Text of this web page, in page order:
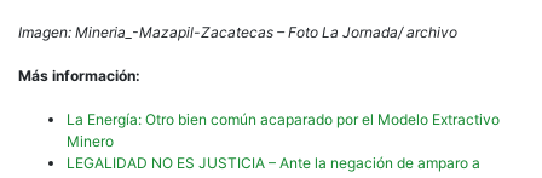
Imagen: Mineria_-Mazapil-Zacatecas – Foto La Jornada/ archivo
Más información:
La Energía: Otro bien común acaparado por el Modelo Extractivo
Minero
LEGALIDAD NO ES JUSTICIA – Ante la negación de amparo a